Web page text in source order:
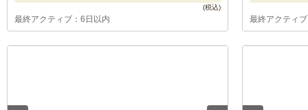
最終アクティブ：6日以内 最終アクティ